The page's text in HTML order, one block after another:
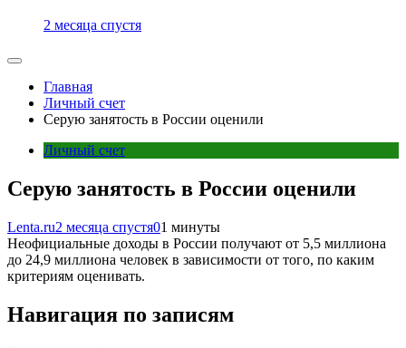
2 месяца спустя
Главная
Личный счет
Серую занятость в России оценили
Личный счет
Серую занятость в России оценили
Lenta.ru2 месяца спустя01 минуты
Неофициальные доходы в России получают от 5,5 миллиона
до 24,9 миллиона человек в зависимости от того, по каким
критериям оценивать.
Навигация по записям